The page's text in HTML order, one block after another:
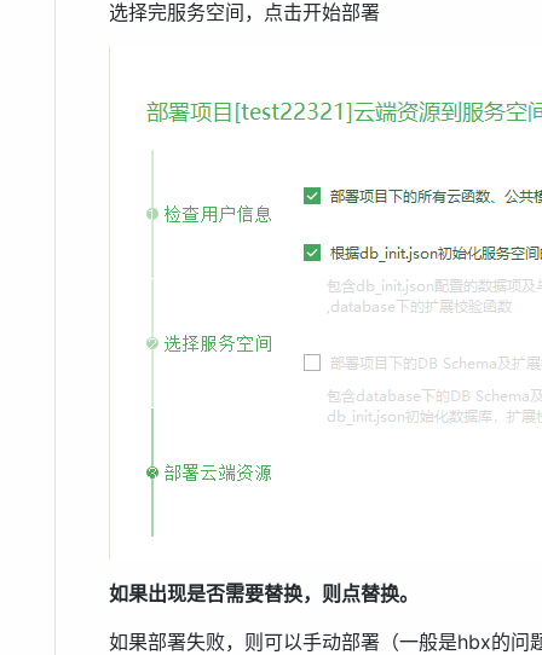
选择完服务空间，点击开始部署
如果出现是否需要替换，则点替换。
如果部署失败，则可以手动部署（一般是hbx的问